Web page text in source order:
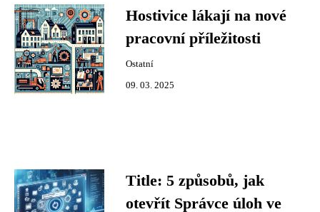
Hostivice lákají na nové
pracovní příležitosti
Ostatní
09. 03. 2025
Title: 5 způsobů, jak
otevřít Správce úloh ve